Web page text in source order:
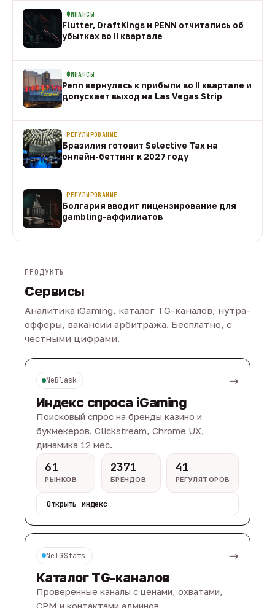
ФИНАНСЫ
Flutter, DraftKings и PENN отчитались об
убытках во II квартале
ФИНАНСЫ
Penn вернулась к прибыли во II квартале и
допускает выход на Las Vegas Strip
РЕГУЛИРОВАНИЕ
Бразилия готовит Selective Tax на
онлайн-беттинг к 2027 году
РЕГУЛИРОВАНИЕ
Болгария вводит лицензирование для
gambling-аффилиатов
ПРОДУКТЫ
Сервисы
Аналитика iGaming, каталог TG-каналов, нутра-
офферы, вакансии арбитража. Бесплатно, с
честными цифрами.
NeBlask →
Индекс спроса iGaming
Поисковый спрос на бренды казино и
букмекеров. Clickstream, Chrome UX,
динамика 12 мес.
61
РЫНКОВ
2371
БРЕНДОВ
41
РЕГУЛЯТОРОВ
Открыть индекс
NeTGStats →
Каталог TG-каналов
Проверенные каналы с ценами, охватами,
CPM и контактами админов.